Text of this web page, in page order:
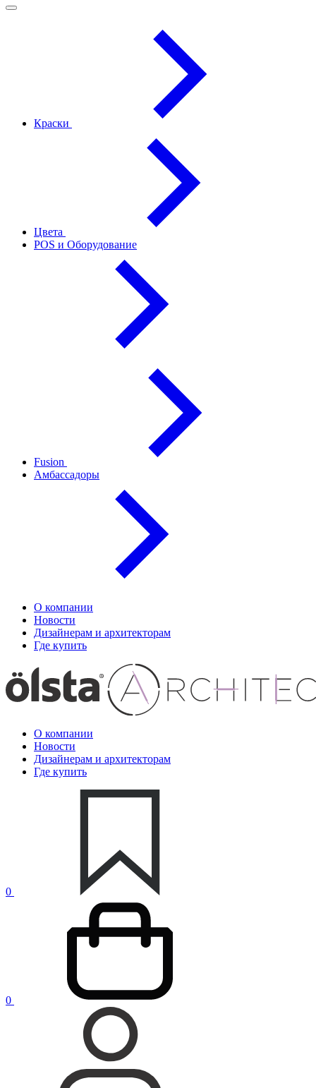
Краски
Цвета
POS и Оборудование
Fusion
Амбассадоры
О компании
Новости
Дизайнерам и архитекторам
Где купить
О компании
Новости
Дизайнерам и архитекторам
Где купить
0
0